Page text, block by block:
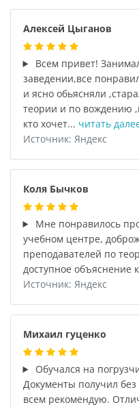
Алексей Цыганов
Всем привет!
заведении,все
и ясно обьясняли
теории и по вождению
кто хочет... читать
Источник: Яндекс
Коля Бычков
Мне понравилось
учебном центре,
преподавателей по
доступное объяснение
Источник: Яндекс
Михаил гуценко
Обучался на
Документы получил
всем рекомендую.